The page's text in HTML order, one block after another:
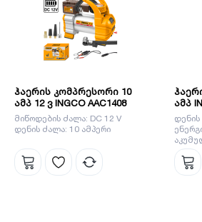
ხელმისაწვდომი. INGCO-ს
ვიზუალურად და ფუნქციურად
ეფექტიანად ასრულებს ნებისმიერ
გუნდს მიაჩნია, რომ ყველაზე
სწორედ ეს დეტალები ეხმარება
ბაზარზე.
ჰაერის კომპრესორი 10
ამპ 12 ვ INGCO AAC1408
მიწოდების ძალა: DC 12 V
დენის ძალა: 10 ამპერი
ამპ
(120